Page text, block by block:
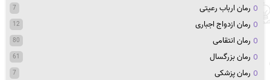
رمان ارباب رعیتی 7
رمان ازدواج اجباری 12
رمان انتقامی 80
رمان بزرگسال 61
رمان پزشکی 7